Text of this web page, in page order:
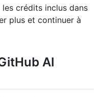
crédits inclus dans
plus et continuer à
AI